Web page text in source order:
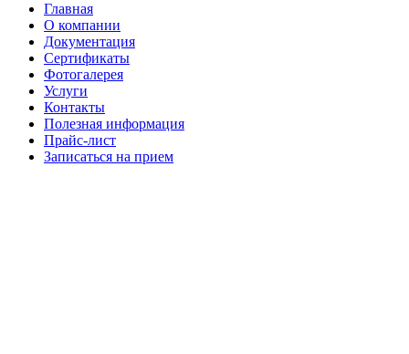
Главная
О компании
Документация
Сертификаты
Фотогалерея
Услуги
Контакты
Полезная информация
Прайс-лист
Записаться на прием